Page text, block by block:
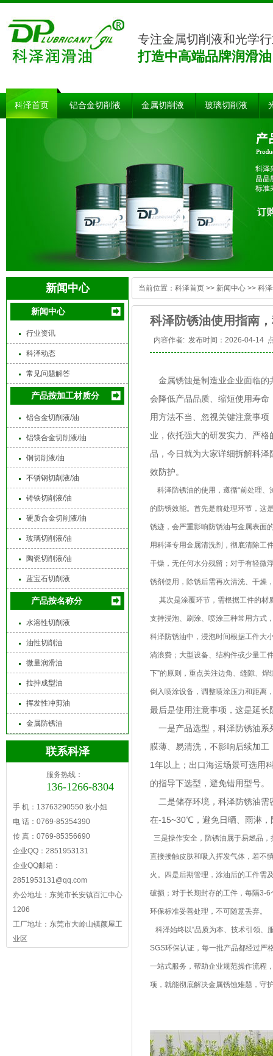
专注金属切削液和光学
打造中高端品牌润滑
科泽首页 铝合金切削液 金属切削液 玻璃切削液
新闻中心
新闻中心
行业资讯
科泽动态
常见问题解答
产品按加工材质分
铝合金切削液/油
铝镁合金切削液/油
铜切削液/油
不锈钢切削液/油
铸铁切削液/油
硬质合金切削液/油
玻璃切削液/油
陶瓷切削液/油
蓝宝石切削液
产品按名称分
水溶性切削液
油性切削油
微量润滑油
拉抻成型油
挥发性冲剪油
金属防锈油
联系科泽
服务热线：
136-1266-8304
手 机：13763290550 狄小姐
电 话：0769-85354390
传 真：0769-85356690
企业QQ：2851953131
企业QQ邮箱：
2851953131@qq.com
办公地址：东莞市长安镇百汇中心
1206
工厂地址：东莞市大岭山镇颜屋工
业区
当前位置： 科泽首页 >> 新闻中心 >> 科
科泽防锈油使用指南
内容作者: 发布时间：2026-04-14
金属锈蚀是制造业企业面临的
会降低产品品质、缩短使用寿
用方法不当、忽视关键注意事
业，依托强大的研发实力、严
品，今日就为大家详细拆解科
效防护。
科泽防锈油的使用，遵循“前处理、
的防锈效能。首先是前处理环节，这
锈迹，会严重影响防锈油与金属表面
用科泽专用金属清洗剂，彻底清除工
干燥，无任何水分残留；对于有轻微
锈剂使用，除锈后需再次清洗、干燥
其次是涂覆环节，需根据工件的材
支持浸泡、刷涂、喷涂三种常用方式
科泽防锈油中，浸泡时间根据工件大
淌浪费；大型设备、结构件或少量工
下”的原则，重点关注边角、缝隙、
倒入喷涂设备，调整喷涂压力和距离
最后是使用注意事项，这是延
一是产品选型，科泽防锈油系
膜薄、易清洗，不影响后续加
1年以上；出口海运场景可选用
的指导下选型，避免错用型号。
二是储存环境，科泽防锈油需
在-15~30℃，避免日晒、雨淋，
三是操作安全，防锈油属于易燃品
直接接触皮肤和吸入挥发气体，若不
火。四是后期管理，涂油后的工件需
破损；对于长期封存的工件，每隔3-
环保标准妥善处理，不可随意丢弃。
科泽始终以“品质为本、技术引领、
SGS环保认证，每一批产品都经过严
一站式服务，帮助企业规范操作流程
项，就能彻底解决金属锈蚀难题，守